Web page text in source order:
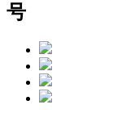
号